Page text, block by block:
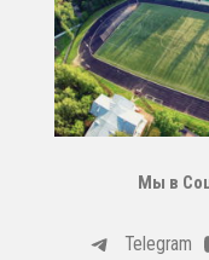
Мы в
Telegram